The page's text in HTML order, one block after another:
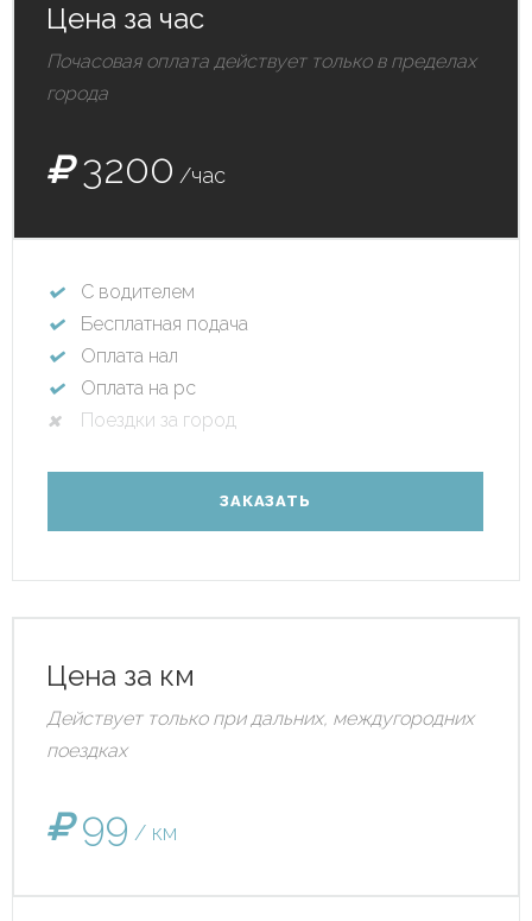
Цена за час
Почасовая оплата действует только в пределах
города
3200 /час
С водителем
Бесплатная подача
Оплата нал
Оплата на рс
Поездки за город
ЗАКАЗАТЬ
Цена за км
Действует только при дальних, междугородних
поездках
99 / км